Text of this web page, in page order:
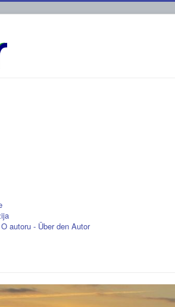
autoru - Über den Autor